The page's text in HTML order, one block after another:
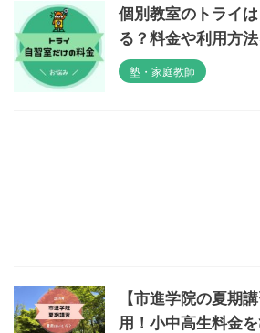
個別教室のトライ
る？料金や利用方
塾・家庭教師
【市進学院の夏期
用！小中高生料金